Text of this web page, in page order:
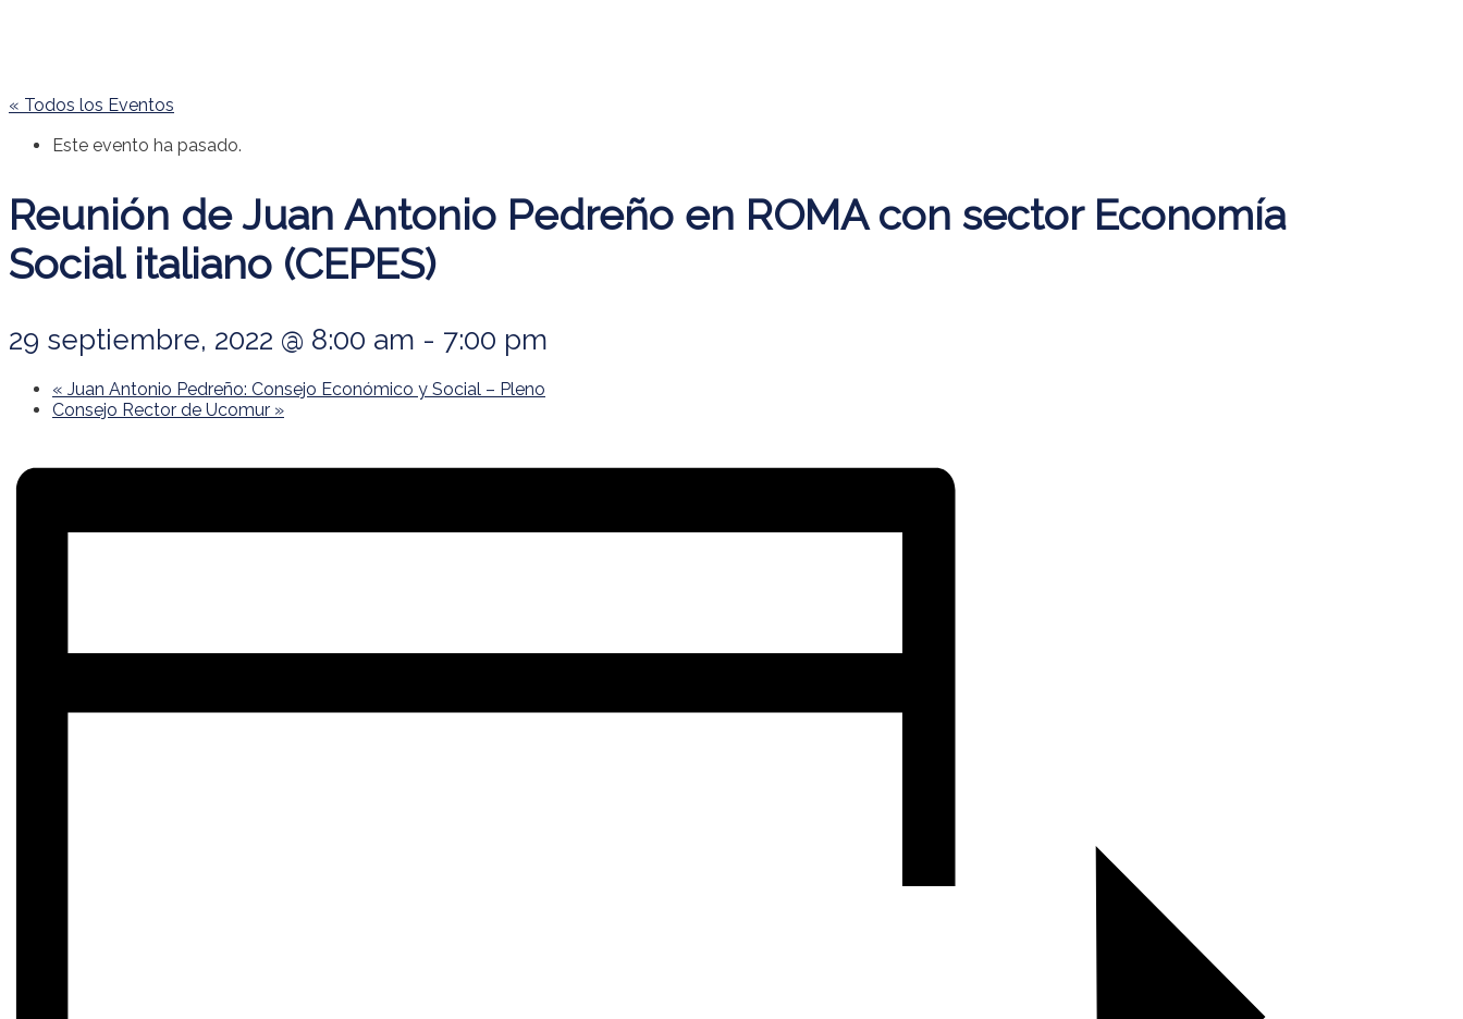
« Todos los Eventos
Este evento ha pasado.
Reunión de Juan Antonio Pedreño en ROMA con sector Economía
Social italiano (CEPES)
29 septiembre, 2022 @ 8:00 am - 7:00 pm
« Juan Antonio Pedreño: Consejo Económico y Social – Pleno
Consejo Rector de Ucomur »